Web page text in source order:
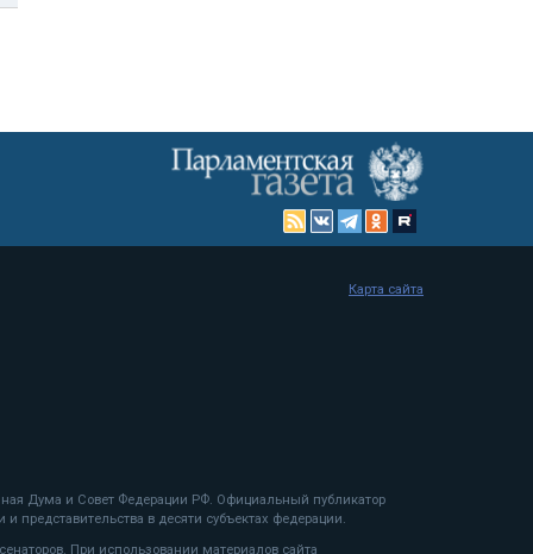
Дума и Совет Федерации РФ. Официальный публикатор
представительства в десяти субъектах федерации.
При использовании материалов сайта
Карта сайта